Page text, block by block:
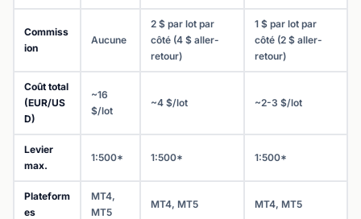
Commiss
ion
Aucune
2 $ par lot par
côté (4 $ aller-
retour)
1 $ par lot par
côté (2 $ aller-
retour)
Coût total
(EUR/US
D)
~16
$/lot
~4 $/lot ~2-3 $/lot
Levier
max.
1:500* 1:500* 1:500*
Plateform
es
MT4,
MT5
MT4, MT5 MT4, MT5